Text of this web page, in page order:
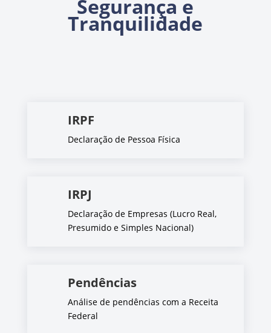
Segurança e
Tranquilidade
IRPF
Declaração de Pessoa Física
IRPJ
Declaração de Empresas (Lucro Real,
Presumido e Simples Nacional)
Pendências
Análise de pendências com a Receita
Federal